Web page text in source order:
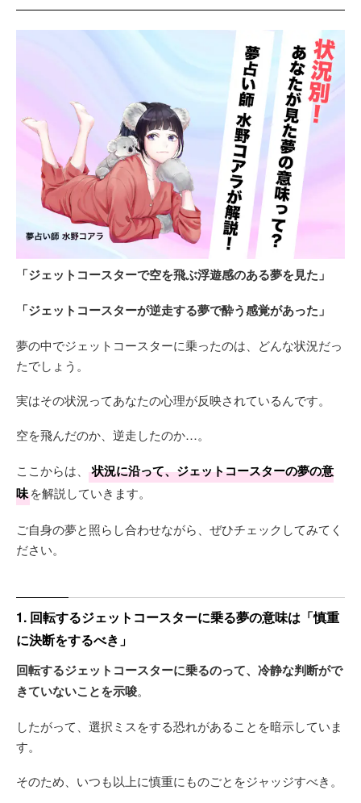
「ジェットコースターで空を飛ぶ浮遊感のある夢を見た」
「ジェットコースターが逆走する夢で酔う感覚があった」
夢の中でジェットコースターに乗ったのは、どんな状況だっ
たでしょう。
実はその状況ってあなたの心理が反映されているんです。
空を飛んだのか、逆走したのか…。
ここからは、
状況に沿って、ジェットコースターの夢の意
味を解説していきます。
ご自身の夢と照らし合わせながら、ぜひチェックしてみてく
ださい。
1. 回転するジェットコースターに乗る夢の意味は「慎重
に決断をするべき」
回転するジェットコースターに乗るのって、冷静な判断がで
きていないことを示唆。
したがって、選択ミスをする恐れがあることを暗示していま
す。
そのため、いつも以上に慎重にものごとをジャッジすべき。